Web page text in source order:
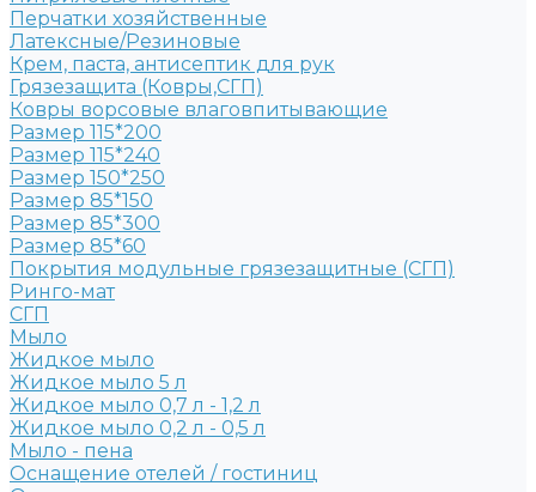
Перчатки хозяйственные
Латексные/Резиновые
Крем, паста, антисептик для рук
Грязезащита (Ковры,СГП)
Ковры ворсовые влаговпитывающие
Размер 115*200
Размер 115*240
Размер 150*250
Размер 85*150
Размер 85*300
Размер 85*60
Покрытия модульные грязезащитные (СГП)
Ринго-мат
СГП
Мыло
Жидкое мыло
Жидкое мыло 5 л
Жидкое мыло 0,7 л - 1,2 л
Жидкое мыло 0,2 л - 0,5 л
Мыло - пена
Оснащение отелей / гостиниц